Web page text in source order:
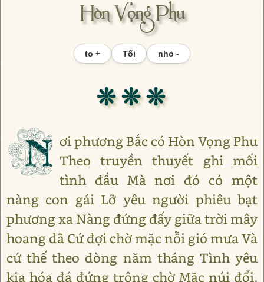
Hòn Vọng Phu
to + Tối nhỏ -
❊ ❊ ❊
N ơi phương Bắc có Hòn Vọng Phu
Theo truyền thuyết ghi mối
tình đầu Mà nơi đó có một
nàng con gái Lỡ yêu người phiêu bạt
phương xa Nàng đứng đấy giữa trời mây
hoang dã Cứ đợi chờ mặc nỗi gió mưa Và
cứ thế theo dòng năm tháng Tình yêu
kia hóa đá đứng trông chờ Mặc núi đổi,